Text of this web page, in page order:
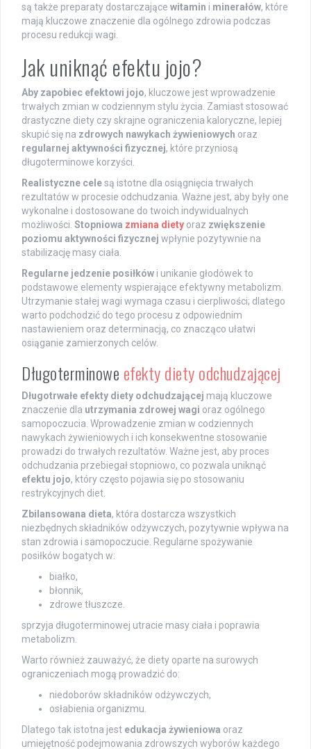
są także preparaty dostarczające witamin i minerałów, które
mają kluczowe znaczenie dla ogólnego zdrowia podczas
procesu redukcji wagi.
Jak uniknąć efektu jojo?
Aby zapobiec efektowi jojo, kluczowe jest wprowadzenie
trwałych zmian w codziennym stylu życia. Zamiast stosować
drastyczne diety czy skrajne ograniczenia kaloryczne, lepiej
skupić się na zdrowych nawykach żywieniowych oraz
regularnej aktywności fizycznej, które przyniosą
długoterminowe korzyści.
Realistyczne celesą istotne dla osiągnięcia trwałych
rezultatów w procesie odchudzania. Ważne jest, aby były one
wykonalne i dostosowane do twoich indywidualnych
możliwości. Stopniowa zmiana diety oraz zwiększenie
poziomu aktywności fizycznej wpłynie pozytywnie na
stabilizację masy ciała.
Regularne jedzenie posiłków i unikanie głodówek to
podstawowe elementy wspierające efektywny metabolizm.
Utrzymanie stałej wagi wymaga czasu i cierpliwości; dlatego
warto podchodzić do tego procesu z odpowiednim
nastawieniem oraz determinacją, co znacząco ułatwi
osiąganie zamierzonych celów.
Długoterminowe efekty diety odchudzającej
Długotrwałe efekty diety odchudzającej mają kluczowe
znaczenie dla utrzymania zdrowej wagi oraz ogólnego
samopoczucia. Wprowadzenie zmian w codziennych
nawykach żywieniowych i ich konsekwentne stosowanie
prowadzi do trwałych rezultatów. Ważne jest, aby proces
odchudzania przebiegał stopniowo, co pozwala uniknąć
efektu jojo, który często pojawia się po stosowaniu
restrykcyjnych diet.
Zbilansowana dieta, która dostarcza wszystkich
niezbędnych składników odżywczych, pozytywnie wpływa na
stan zdrowia i samopoczucie. Regularne spożywanie
posiłków bogatych w:
białko,
błonnik,
zdrowe tłuszcze.
sprzyja długoterminowej utracie masy ciała i poprawia
metabolizm.
Warto również zauważyć, że diety oparte na surowych
ograniczeniach mogą prowadzić do:
niedoborów składników odżywczych,
osłabienia organizmu.
Dlatego tak istotna jest edukacja żywieniowa oraz
umiejętność podejmowania zdrowszych wyborów każdego